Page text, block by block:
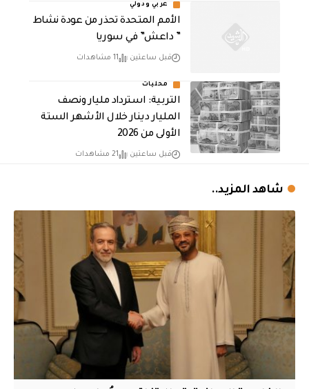
عربي ودولي
الأمم المتحدة تحذر من عودة نشاط
” داعش” في سوريا
قبل ساعتين 11 مشاهدات
محليات
التربية: استرداد مليار ونصف
المليار دينار خلال الأشهر الستة
الأولى من 2026
قبل ساعتين 21 مشاهدات
شاهد المزيد..